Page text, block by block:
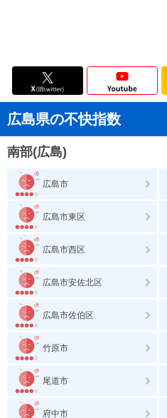
広島県の不快指数
南部(広島)
広島市
広島市東区
広島市西区
広島市安佐北区
広島市佐伯区
竹原市
尾道市
府中市